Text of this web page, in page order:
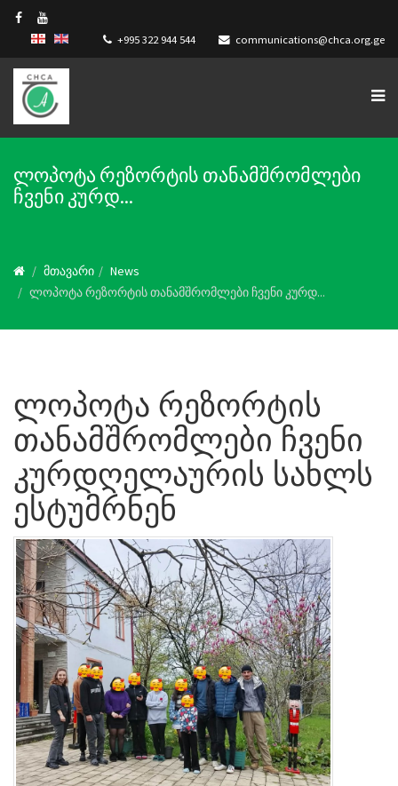
+995 322 944 544 communications@chca.org.ge
ლოპოტა რეზორტის თანამშრომლები
ჩვენი კურდ...
მთავარი
News
ლოპოტა რეზორტის თანამშრომლები ჩვენი კურდ...
ლოპოტა რეზორტის
თანამშრომლები ჩვენი
კურდღელაურის სახლს
ესტუმრნენ